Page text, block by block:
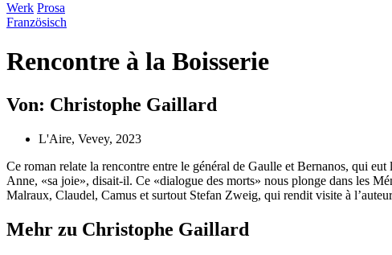
Werk Prosa
Französisch
Rencontre à la Boisserie
Von: Christophe Gaillard
L'Aire, Vevey, 2023
Ce roman relate la rencontre entre le général de Gaulle et Bernanos, qui
Anne, «sa joie», disait-il. Ce «dialogue des morts» nous plonge dans les
Malraux, Claudel, Camus et surtout Stefan Zweig, qui rendit visite à
Mehr zu Christophe Gaillard